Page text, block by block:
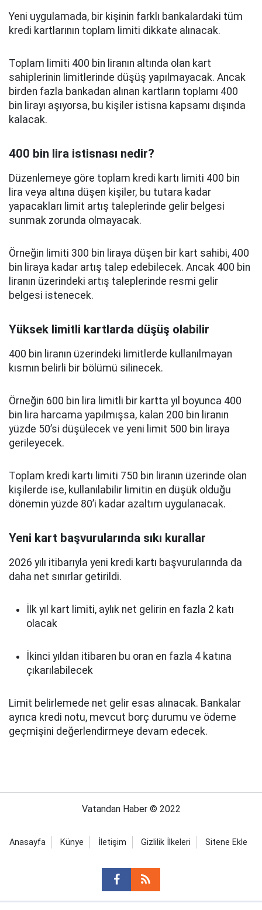
Yeni uygulamada, bir kişinin farklı bankalardaki tüm
kredi kartlarının toplam limiti dikkate alınacak.
Toplam limiti 400 bin liranın altında olan kart
sahiplerinin limitlerinde düşüş yapılmayacak. Ancak
birden fazla bankadan alınan kartların toplamı 400
bin lirayı aşıyorsa, bu kişiler istisna kapsamı dışında
kalacak.
400 bin lira istisnası nedir?
Düzenlemeye göre toplam kredi kartı limiti 400 bin
lira veya altına düşen kişiler, bu tutara kadar
yapacakları limit artış taleplerinde gelir belgesi
sunmak zorunda olmayacak.
Örneğin limiti 300 bin liraya düşen bir kart sahibi, 400
bin liraya kadar artış talep edebilecek. Ancak 400 bin
liranın üzerindeki artış taleplerinde resmi gelir
belgesi istenecek.
Yüksek limitli kartlarda düşüş olabilir
400 bin liranın üzerindeki limitlerde kullanılmayan
kısmın belirli bir bölümü silinecek.
Örneğin 600 bin lira limitli bir kartta yıl boyunca 400
bin lira harcama yapılmışsa, kalan 200 bin liranın
yüzde 50’si düşülecek ve yeni limit 500 bin liraya
gerileyecek.
Toplam kredi kartı limiti 750 bin liranın üzerinde olan
kişilerde ise, kullanılabilir limitin en düşük olduğu
dönemin yüzde 80’i kadar azaltım uygulanacak.
Yeni kart başvurularında sıkı kurallar
2026 yılı itibarıyla yeni kredi kartı başvurularında da
daha net sınırlar getirildi.
İlk yıl kart limiti, aylık net gelirin en fazla 2 katı
olacak
İkinci yıldan itibaren bu oran en fazla 4 katına
çıkarılabilecek
Limit belirlemede net gelir esas alınacak. Bankalar
ayrıca kredi notu, mevcut borç durumu ve ödeme
geçmişini değerlendirmeye devam edecek.
Vatandan Haber © 2022
Anasayfa Künye İletişim Gizlilik İlkeleri Sitene Ekle